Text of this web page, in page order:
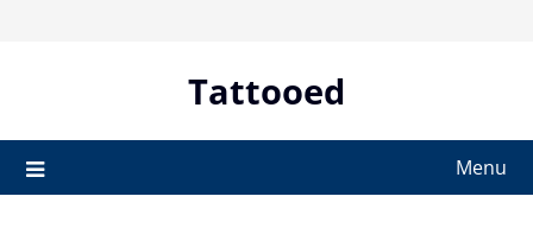
Tattooed
Menu